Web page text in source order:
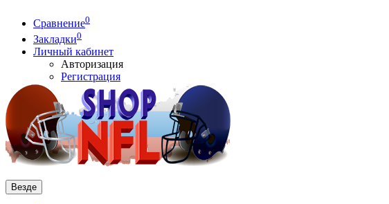
Сравнение0
Закладки0
Личный кабинет
Авторизация
Регистрация
Везде